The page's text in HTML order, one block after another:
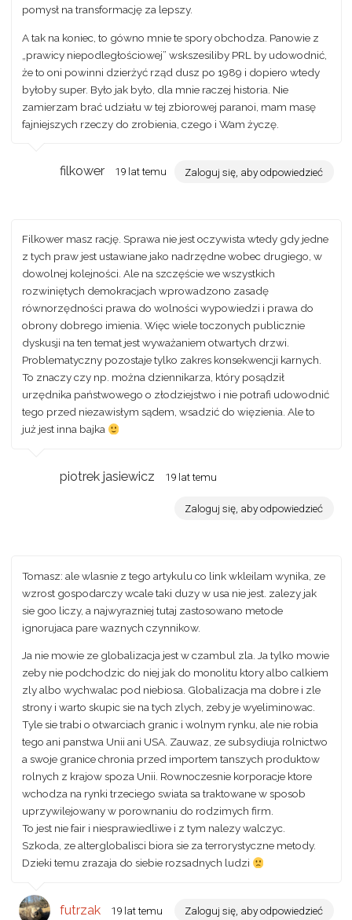
pomysł na transformację za lepszy.
A tak na koniec, to gówno mnie te spory obchodza. Panowie z
„prawicy niepodległościowej” wskszesiliby PRL by udowodnić,
że to oni powinni dzierżyć rząd dusz po 1989 i dopiero wtedy
byłoby super. Było jak było, dla mnie raczej historia. Nie
zamierzam brać udziału w tej zbiorowej paranoi, mam masę
fajniejszych rzeczy do zrobienia, czego i Wam życzę.
filkower 19 lat temu Zaloguj się, aby odpowiedzieć
Filkower masz rację. Sprawa nie jest oczywista wtedy gdy jedne
z tych praw jest ustawiane jako nadrzędne wobec drugiego, w
dowolnej kolejności. Ale na szczęście we wszystkich
rozwiniętych demokracjach wprowadzono zasadę
równorzędności prawa do wolności wypowiedzi i prawa do
obrony dobrego imienia. Więc wiele toczonych publicznie
dyskusji na ten temat jest wyważaniem otwartych drzwi.
Problematyczny pozostaje tylko zakres konsekwencji karnych.
To znaczy czy np. można dziennikarza, który posądził
urzędnika państwowego o złodziejstwo i nie potrafi udowodnić
tego przed niezawisłym sądem, wsadzić do więzienia. Ale to
już jest inna bajka
piotrek jasiewicz 19 lat temu
Zaloguj się, aby odpowiedzieć
Tomasz: ale wlasnie z tego artykulu co link wkleilam wynika, ze
wzrost gospodarczy wcale taki duzy w usa nie jest. zalezy jak
sie goo liczy, a najwyrazniej tutaj zastosowano metode
ignorujaca pare waznych czynnikow.
Ja nie mowie ze globalizacja jest w czambul zla. Ja tylko mowie
zeby nie podchodzic do niej jak do monolitu ktory albo calkiem
zly albo wychwalac pod niebiosa. Globalizacja ma dobre i zle
strony i warto skupic sie na tych zlych, zeby je wyeliminowac.
Tyle sie trabi o otwarciach granic i wolnym rynku, ale nie robia
tego ani panstwa Unii ani USA. Zauwaz, ze subsydiuja rolnictwo
a swoje granice chronia przed importem tanszych produktow
rolnych z krajow spoza Unii. Rownoczesnie korporacje ktore
wchodza na rynki trzeciego swiata sa traktowane w sposob
uprzywilejowany w porownaniu do rodzimych firm.
To jest nie fair i niesprawiedliwe i z tym nalezy walczyc.
Szkoda, ze alterglobalisci biora sie za terrorystyczne metody.
Dzieki temu zrazaja do siebie rozsadnych ludzi
futrzak 19 lat temu Zaloguj się, aby odpowiedzieć